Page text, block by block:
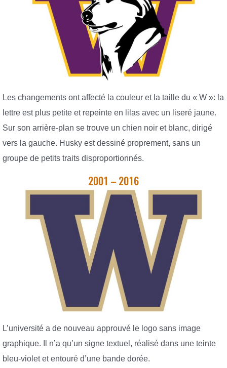
Les changements ont affecté la couleur et la taille du « W »: la
lettre est plus petite et repeinte en lilas avec un liseré jaune.
Sur son arrière-plan se trouve un chien noir et blanc, dirigé
vers la gauche. Husky est dessiné proprement, sans un
groupe de petits traits disproportionnés.
2001 – 2016
L’université a de nouveau approuvé le logo sans image
graphique. Il n’a qu’un signe textuel, réalisé dans une teinte
bleu-violet et entouré d’une bande dorée.